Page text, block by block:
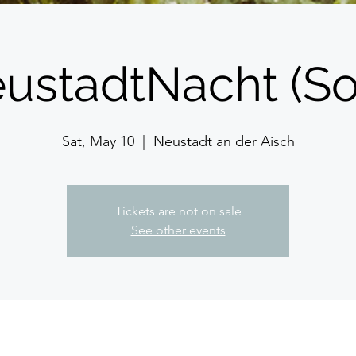
Sat, May 10
  |
Neustadt an der Aisch
Tickets are not on sale
See other events